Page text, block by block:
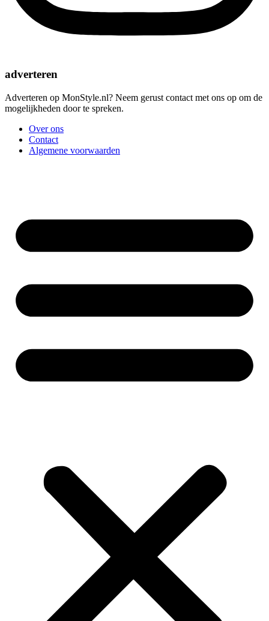
adverteren
Adverteren op MonStyle.nl? Neem gerust contact met ons op om de
mogelijkheden door te spreken.
Over ons
Contact
Algemene voorwaarden